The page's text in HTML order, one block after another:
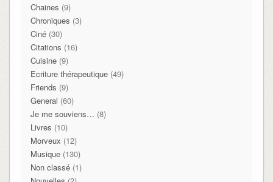
Chaines (9)
Chroniques (3)
Ciné(30)
Citations (16)
Cuisine(9)
Ecriture thérapeutique(49)
Friends (9)
General (60)
Je me souviens… (8)
Livres (10)
Morveux (12)
Musique(130)
Non classé(1)